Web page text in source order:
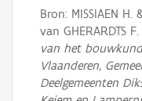
Bron: MISSIAEN H.
van GHERARDTS
van het
Vlaanderen,
Deelgemeenten